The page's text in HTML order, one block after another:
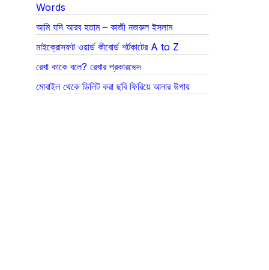
Words
আমি যদি আরব হতাম – কাজী নজরুল ইসলাম
মাইক্রোসফট ওয়ার্ড কীবোর্ড শর্টকাটের A to Z
রেখা কাকে বলে? রেখার প্রকারভেদ
মোবাইল থেকে ডিলিট করা ছবি ফিরিয়ে আনার উপায়